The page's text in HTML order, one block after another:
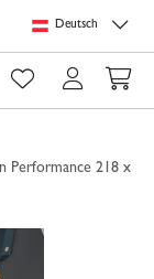
Deutsch
0
Performance 218 x